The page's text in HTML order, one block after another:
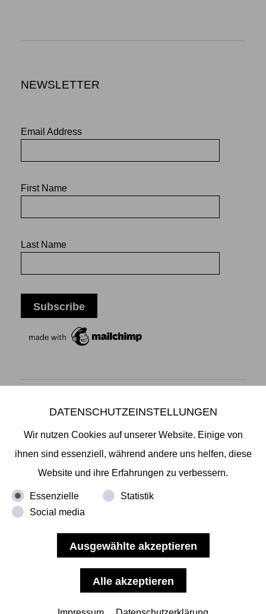
NEWSLETTER
Email Address
First Name
Last Name
Mikiko Sato Gallery ı Klosterwall 13 ı 20095 Hamburg
T +49 40 32901980 ı info@mikikosatogallery.com
Di - Fr 13.00 - 19.00 ı Sa 13.00 - 18.00 u.n.V
vorbehalten.
Nutzungsbedingungen
DATENSCHUTZEINSTELLUNGEN
Wir nutzen Cookies auf unserer Website. Einige von
ihnen sind essenziell, während andere uns helfen, diese
Website und ihre Erfahrungen zu verbessern.
Essenzielle
Statistik
Social media